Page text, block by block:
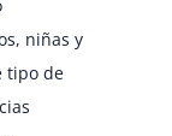
niñas y
tipo de